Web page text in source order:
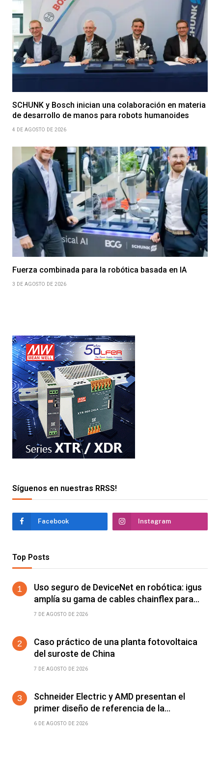
SCHUNK y Bosch inician una colaboración en materia
de desarrollo de manos para robots humanoides
4 DE AGOSTO DE 2026
Fuerza combinada para la robótica basada en IA
3 DE AGOSTO DE 2026
Síguenos en nuestras RRSS!
Facebook Instagram
Top Posts
Uso seguro de DeviceNet en robótica: igus
amplía su gama de cables chainflex para
torsión de ±360°/m
7 DE AGOSTO DE 2026
Caso práctico de una planta fotovoltaica
del suroste de China
7 DE AGOSTO DE 2026
Schneider Electric y AMD presentan el
primer diseño de referencia de la
plataforma Helios para acelerar el
6 DE AGOSTO DE 2026